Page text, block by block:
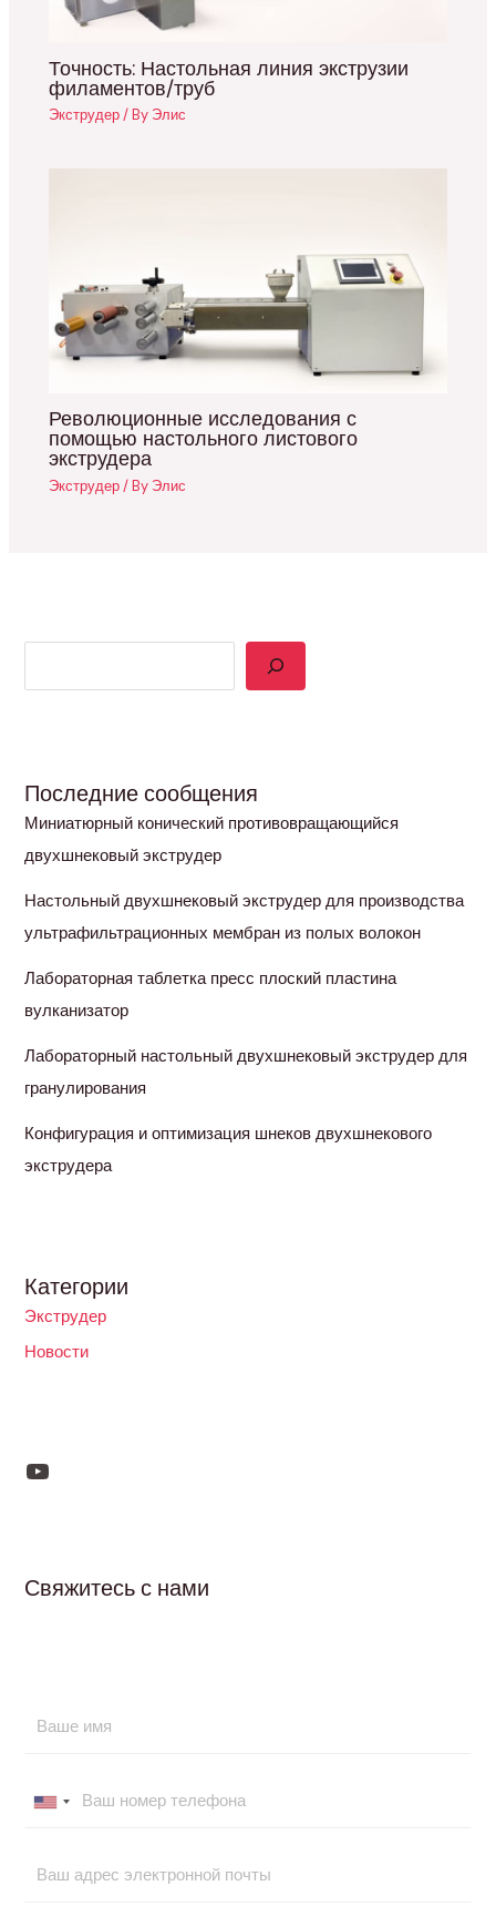
Последние сообщения
Миниатюрный конический противовращающийся
двухшнековый экструдер
Настольный двухшнековый экструдер для производства
ультрафильтрационных мембран из полых волокон
Лабораторная таблетка пресс плоский пластина
вулканизатор
Лабораторный настольный двухшнековый экструдер для
гранулирования
Конфигурация и оптимизация шнеков двухшнекового
экструдера
Категории
Экструдер
Новости
Свяжитесь с нами
Точность: Настольная линия экструзии
филаментов/труб
Экструдер/ By Элис
Революционные исследования с
помощью настольного листового
экструдера
Экструдер/ By Элис